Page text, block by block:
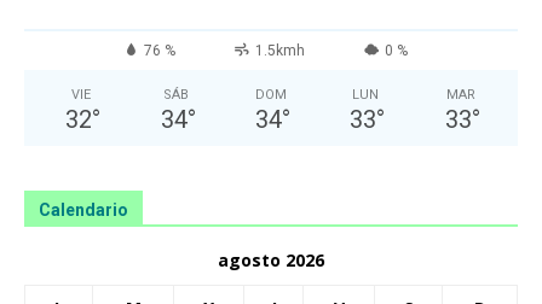
76 % 1.5kmh 0 %
VIE
32°
SÁB
34°
DOM
34°
LUN
33°
MAR
33°
Calendario
agosto 2026